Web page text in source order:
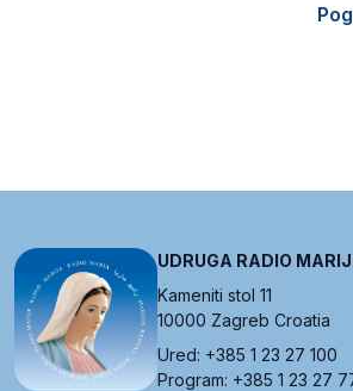
UDRUGA RADIO
Kameniti stol 11
10000 Zagreb Croatia
Ured: +385 1 23 27 100
Program: +385 1 23 27